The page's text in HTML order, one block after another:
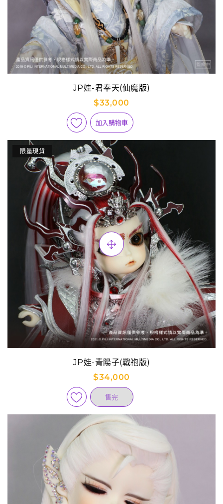
JP娃-君奉天(仙魔版)
$33,000
加入購物車
限量現貨
JP娃-青陽子(戰袍版)
$34,000
售完